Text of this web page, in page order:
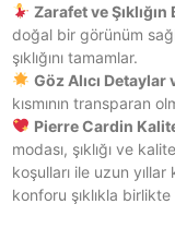
Zarafet ve Şıklığın
doğal bir görünüm
şıklığını tamamlar.
Göz Alıcı Detaylar
kısmının transparan
Pierre Cardin
modası, şıklığı ve
koşulları ile uzun
konforu şıklıkla birlikte